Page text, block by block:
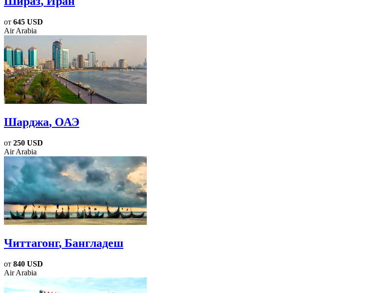
от 645 USD
Air Arabia
Шарджа, ОАЭ
от 250 USD
Air Arabia
Читтагонг, Бангладеш
от 840 USD
Air Arabia